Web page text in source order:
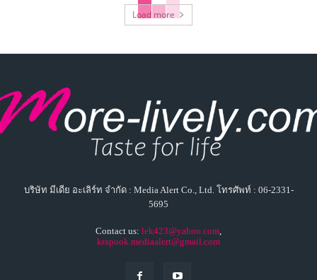
Load more
บริษัท มีเดีย อะเลิร์ท จำกัด : Media Alert Co., Ltd. โทรศัพท์ : 06-2331-
5695
Contact us: lek423@yahoo.com,
krapook.mediaalert@gmail.com